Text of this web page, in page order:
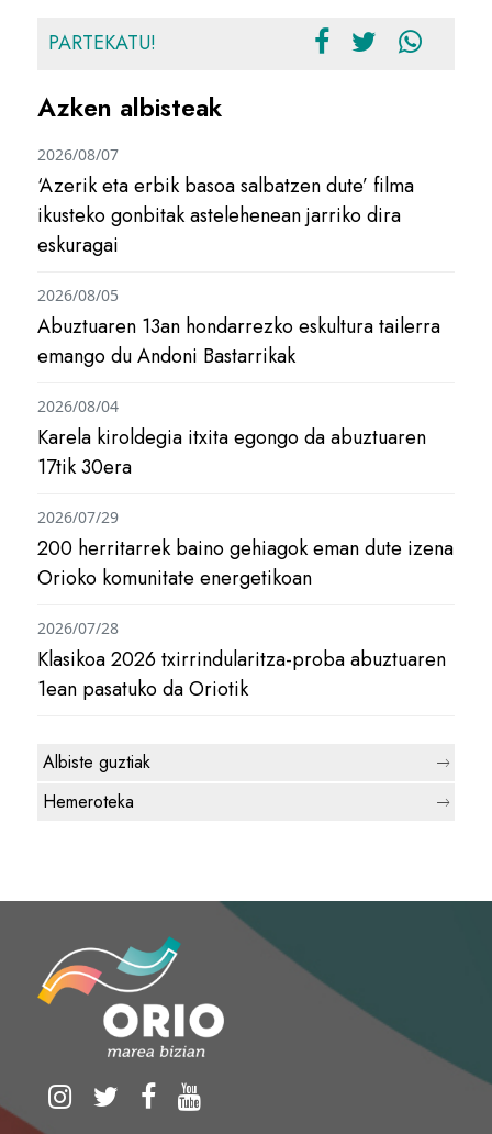
PARTEKATU!
Azken albisteak
‘Azerik eta erbik basoa salbatzen dute’ filma
ikusteko gonbitak astelehenean jarriko dira
eskuragai
2026/08/07
Abuztuaren 13an hondarrezko eskultura tailerra
emango du Andoni Bastarrikak
2026/08/05
Karela kiroldegia itxita egongo da abuztuaren
17tik 30era
2026/08/04
200 herritarrek baino gehiagok eman dute izena
Orioko komunitate energetikoan
2026/07/29
Klasikoa 2026 txirrindularitza-proba abuztuaren
1ean pasatuko da Oriotik
2026/07/28
Albiste guztiak
Hemeroteka